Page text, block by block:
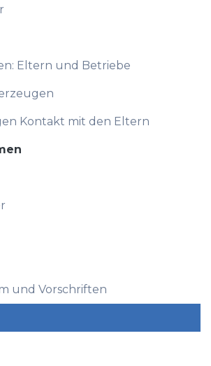
Eltern und Betriebe
Kontakt mit den Eltern
und Vorschriften